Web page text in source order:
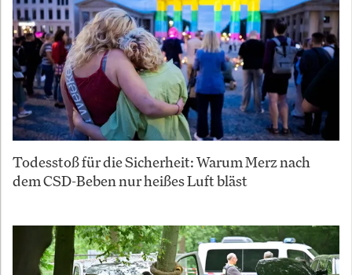
Todesstoß für die Sicherheit: Warum Merz nach
dem CSD-Beben nur heißes Luft bläst